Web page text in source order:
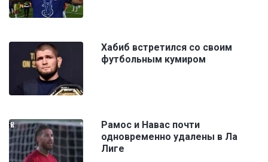
Хабиб встретился со своим
футбольным кумиром
Рамос и Навас почти
одновременно удалены в Ла
Лиге